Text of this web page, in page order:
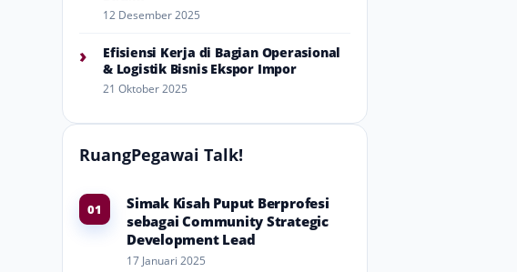
12 Desember 2025
›
Efisiensi Kerja di Bagian Operasional
& Logistik Bisnis Ekspor Impor
21 Oktober 2025
RuangPegawai Talk!
01
Simak Kisah Puput Berprofesi
sebagai Community Strategic
Development Lead
17 Januari 2025